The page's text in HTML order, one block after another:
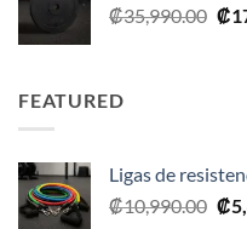
₡35,990.00 El
₡
FEATURED
Ligas de
₡10,990.00 El
₡